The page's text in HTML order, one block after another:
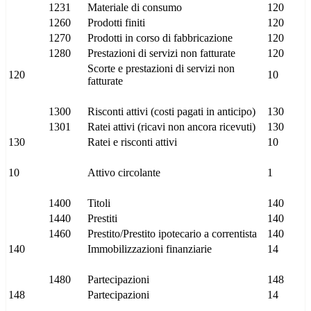
1231
Materiale di consumo
120
1260
Prodotti finiti
120
1270
Prodotti in corso di fabbricazione
120
1280
Prestazioni di servizi non fatturate
120
120
Scorte e prestazioni di servizi non
fatturate
10
1300 Risconti attivi (costi pagati in anticipo)
130
1301
Ratei attivi (ricavi non ancora ricevuti)
130
130
Ratei e risconti attivi 10
10 Attivo circolante 1
1400 Titoli
140
1440
Prestiti
140
1460
Prestito/Prestito ipotecario a correntista
140
140
Immobilizzazioni finanziarie 14
1480 Partecipazioni
148
148
Partecipazioni 14